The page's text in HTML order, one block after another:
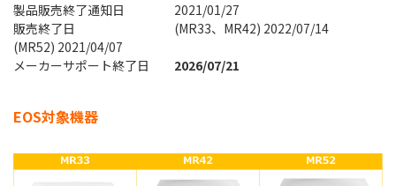
製品販売終了通知日 2021/01/27
販売終了日 (MR33、MR42) 2022/07/14
(MR52) 2021/04/07
メーカーサポート終了日 2026/07/21
EOS対象機器